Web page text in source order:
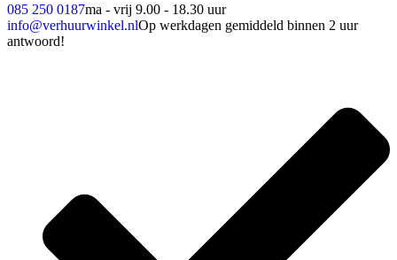
085 250 0187ma - vrij 9.00 - 18.30 uur
info@verhuurwinkel.nlOp werkdagen gemiddeld binnen 2 uur
antwoord!